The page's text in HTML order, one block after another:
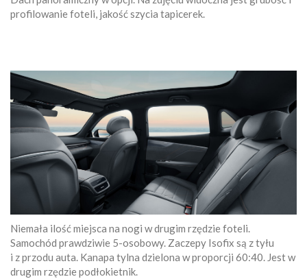
profilowanie foteli, jakość szycia tapicerek.
Niemała ilość miejsca na nogi w drugim rzędzie foteli.
Samochód prawdziwie 5-osobowy. Zaczepy Isofix są z tyłu
i z przodu auta. Kanapa tylna dzielona w proporcji 60:40. Jest w
drugim rzędzie podłokietnik.